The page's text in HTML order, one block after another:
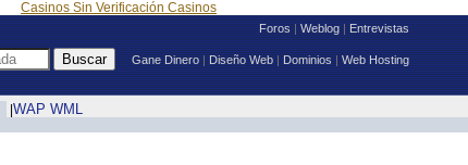
Casinos Sin Verificación Casinos
Foros|Weblog|Entrevistas
Gane Dinero|Diseño Web|Dominios|Web Hosting
WAP WML